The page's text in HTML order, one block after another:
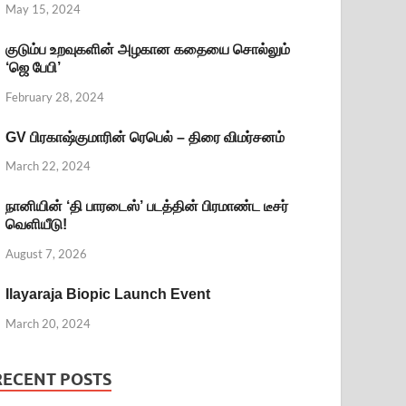
May 15, 2024
குடும்ப உறவுகளின் அழகான கதையை சொல்லும்
‘ஜெ பேபி’
February 28, 2024
GV பிரகாஷ்குமாரின் ரெபெல் – திரை விமர்சனம்
March 22, 2024
நானியின் ‘தி பாரடைஸ்’ படத்தின் பிரமாண்ட டீசர்
வெளியீடு!
August 7, 2026
Ilayaraja Biopic Launch Event
March 20, 2024
POSTS